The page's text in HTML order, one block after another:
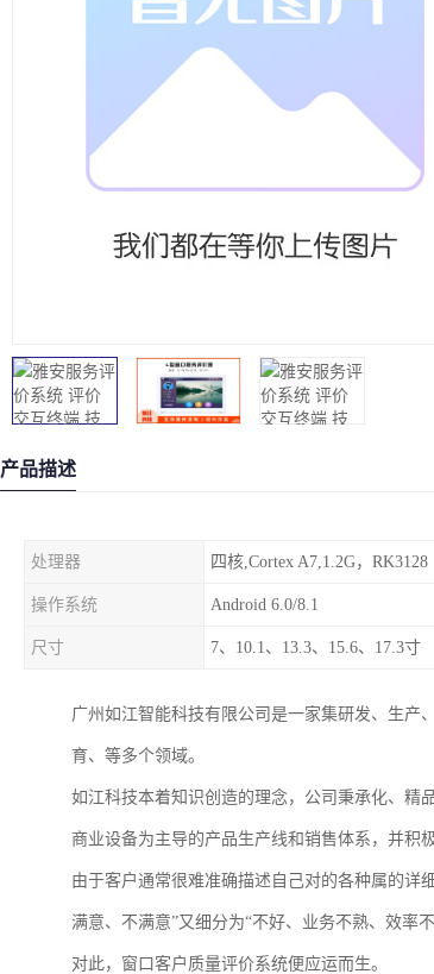
产品描述
处理器 四核,Cortex A7,1.2G，RK3128
操作系统 Android 6.0/8.1
尺寸 7、10.1、13.3、15.6、17.3寸
广州如江智能科技有限公司是一家集研发、生产
育、等多个领域。
如江科技本着知识创造的理念，公司秉承化、精
商业设备为主导的产品生产线和销售体系，并积
由于客户通常很难准确描述自己对的各种属的详
满意、不满意”又细分为“不好、业务不熟、效率
对此，窗口客户质量评价系统便应运而生。